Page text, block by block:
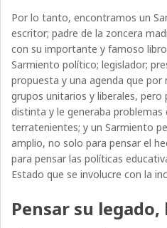
Por lo tanto, encontramos un
escritor; padre de la zoncera
con su importante y famoso
Sarmiento político; legislador;
propuesta y una agenda que
grupos unitarios y liberales,
distinta y le generaba problemas
terratenientes; y un Sarmiento
amplio, no solo para pensar el
para pensar las políticas
Estado que se involucre con la
Pensar su legado,